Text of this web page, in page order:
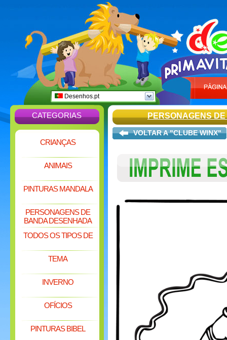
Desenhos.pt
CATEGORIAS
CRIANÇAS
ANIMAIS
PINTURAS MANDALA
PERSONAGENS DE
BANDA DESENHADA
TODOS OS TIPOS DE
TEMA
INVERNO
OFÍCIOS
PINTURAS BIBEL
PERSONAGENS
VOLTAR A "CLUBE WINX"